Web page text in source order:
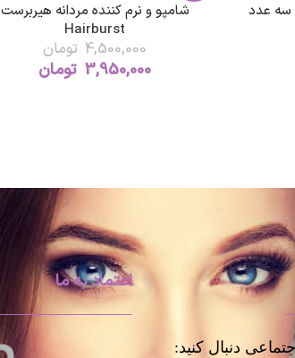
سه عدد
شامپو و نرم کننده مردانه هیربرست
Hairburst
4,500,000 تومان
3,950,000 تومان
دنبال کنید:
اعتماد به ما